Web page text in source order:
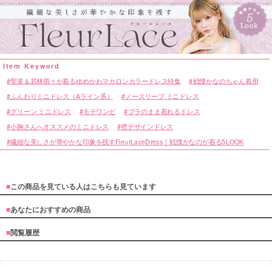
聖菜＆若林萌々が着るゆめかわマカロンカラードレス特集 戦慄かなのちゃん着用
ふんわりミニドレス（Aライン系） ノースリーブ ミニドレス
グリーン ミニドレス モテワンピ
ブラのまま着れるドレス
小胸さんへオススメのミニドレス
襟デザインドレス
繊細な美しさが華やかな印象を残すFleurLaceDress｜戦慄かなのが着る5LOOK
■この商品を見ている人はこちらも見ています
■あなたにおすすめの商品
■閲覧履歴